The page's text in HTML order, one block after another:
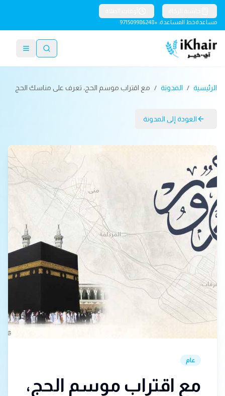
مساعدةخط المساعدة: +971509986248
الرئيسية / المدونة / مع اقتراب موسم الحج، تعرف على مناسك الحج
العودة إلى المدونة
عام
مع اقتراب موسم الحج،